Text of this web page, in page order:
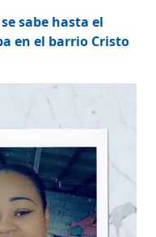
sabe hasta el
en el barrio Cristo